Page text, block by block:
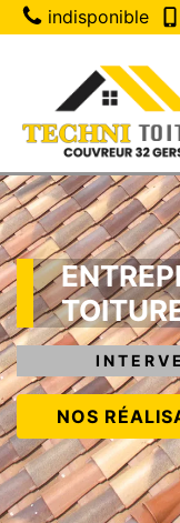
indisponible
NOS